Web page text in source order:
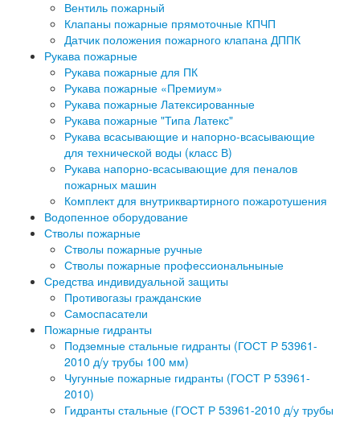
Вентиль пожарный
Клапаны пожарные прямоточные КПЧП
Датчик положения пожарного клапана ДППК
Рукава пожарные
Рукава пожарные для ПК
Рукава пожарные «Премиум»
Рукава пожарные Латексированные
Рукава пожарные "Типа Латекс"
Рукава всасывающие и напорно-всасывающие
для технической воды (класс В)
Рукава напорно-всасывающие для пеналов
пожарных машин
Комплект для внутриквартирного пожаротушения
Водопенное оборудование
Стволы пожарные
Стволы пожарные ручные
Стволы пожарные профессиональныные
Средства индивидуальной защиты
Противогазы гражданские
Самоспасатели
Пожарные гидранты
Подземные стальные гидранты (ГОСТ Р 53961-
2010 д/у трубы 100 мм)
Чугунные пожарные гидранты (ГОСТ Р 53961-
2010)
Гидранты стальные (ГОСТ Р 53961-2010 д/у трубы